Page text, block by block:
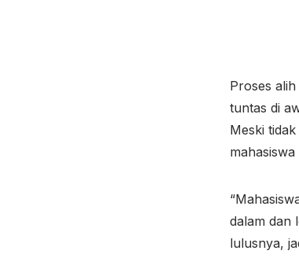
Proses
tuntas di
Meski
dalam dan
lulusnya,